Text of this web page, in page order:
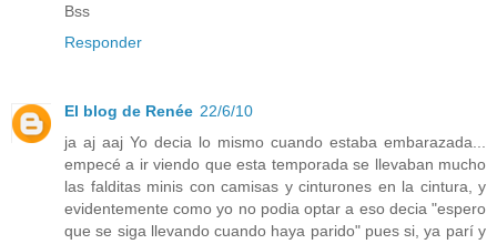
Bss
Responder
El blog de Renée 22/6/10
ja aj aaj Yo decia lo mismo cuando estaba embarazada...
empecé a ir viendo que esta temporada se llevaban mucho
las falditas minis con camisas y cinturones en la cintura, y
evidentemente como yo no podia optar a eso decia "espero
que se siga llevando cuando haya parido" pues si, ya parí y